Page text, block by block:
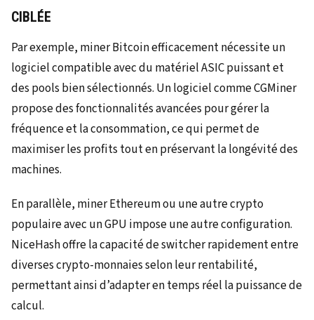
CIBLÉE
Par exemple, miner Bitcoin efficacement nécessite un
logiciel compatible avec du matériel ASIC puissant et
des pools bien sélectionnés. Un logiciel comme CGMiner
propose des fonctionnalités avancées pour gérer la
fréquence et la consommation, ce qui permet de
maximiser les profits tout en préservant la longévité des
machines.
En parallèle, miner Ethereum ou une autre crypto
populaire avec un GPU impose une autre configuration.
NiceHash offre la capacité de switcher rapidement entre
diverses crypto-monnaies selon leur rentabilité,
permettant ainsi d’adapter en temps réel la puissance de
calcul.